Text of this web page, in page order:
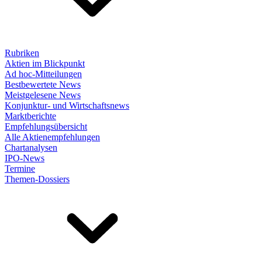
Rubriken
Aktien im Blickpunkt
Ad hoc-Mitteilungen
Bestbewertete News
Meistgelesene News
Konjunktur- und Wirtschaftsnews
Marktberichte
Empfehlungsübersicht
Alle Aktienempfehlungen
Chartanalysen
IPO-News
Termine
Themen-Dossiers